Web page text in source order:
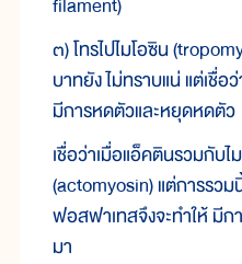
๓) โทรไปไมโอซิน
บาทยัง ไม่ทราบแน่ แต่เชื่อ
มีการหดตัวและหยุดหดตัว
เชื่อว่าเมื่อแอ็คตินรวมกับไม
(actomyosin) แต่การรวม
ฟอสฟาเทสจึงจะทำให้ มีก
มา